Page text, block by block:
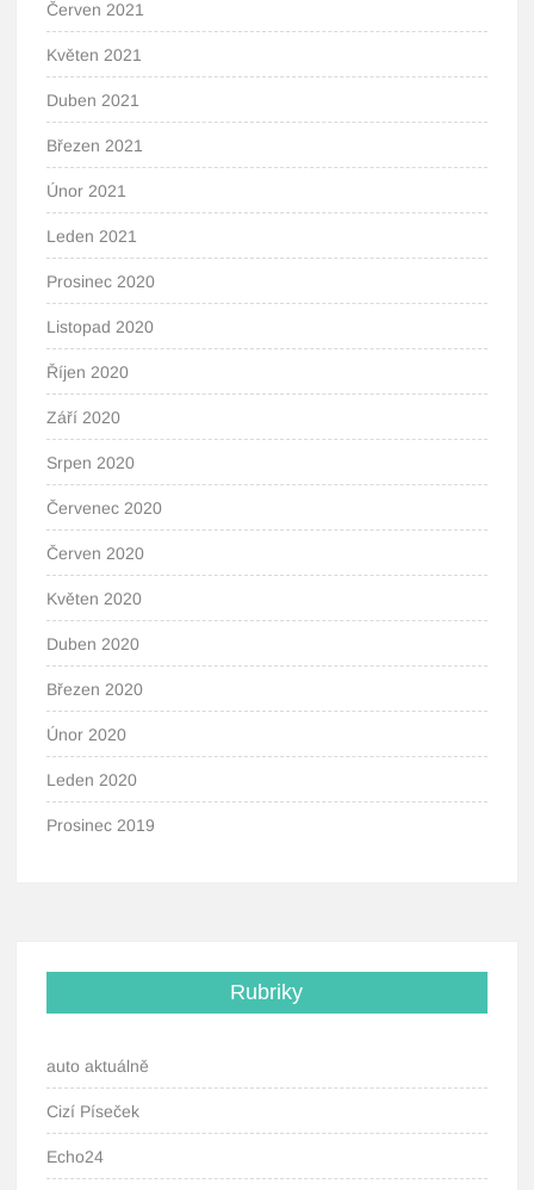
Červen 2021
Květen 2021
Duben 2021
Březen 2021
Únor 2021
Leden 2021
Prosinec 2020
Listopad 2020
Říjen 2020
Září 2020
Srpen 2020
Červenec 2020
Červen 2020
Květen 2020
Duben 2020
Březen 2020
Únor 2020
Leden 2020
Prosinec 2019
Rubriky
auto aktuálně
Cizí Píseček
Echo24